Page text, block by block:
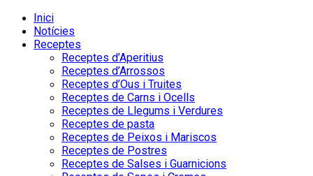
Inici
Notícies
Receptes
Receptes d’Aperitius
Receptes d’Arrossos
Receptes d’Ous i Truites
Receptes de Carns i Ocells
Receptes de Llegums i Verdures
Receptes de pasta
Receptes de Peixos i Mariscos
Receptes de Postres
Receptes de Salses i Guarnicions